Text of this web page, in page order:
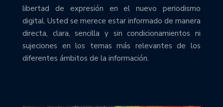
libertad de expresión en el nuevo periodismo
digital. Usted se merece estar informado de manera
directa, clara, sencilla y sin condicionamientos ni
sujeciones en los temas más relevantes de los
diferentes ámbitos de la información.